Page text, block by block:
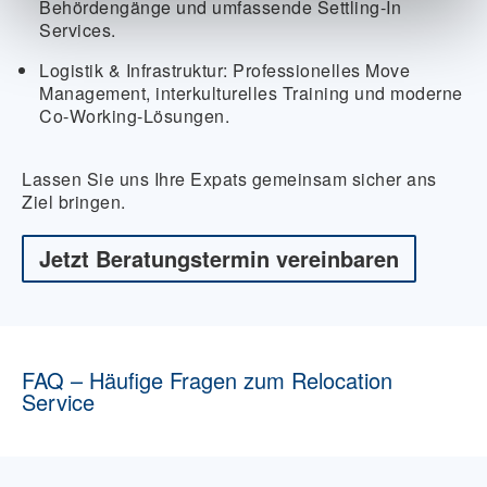
Behördengänge und umfassende Settling-In
Services.
Logistik & Infrastruktur: Professionelles Move
Management, interkulturelles Training und moderne
Co-Working-Lösungen.
Lassen Sie uns Ihre Expats gemeinsam sicher ans
Ziel bringen.
Jetzt Beratungstermin vereinbaren
FAQ – Häufige Fragen zum Relocation
Service